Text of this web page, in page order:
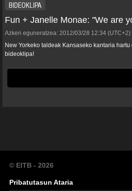
BIDEOKLIPA
Fun + Janelle Monae: ''We are
Azken eguneratzea: 2012/03/28 12:34 (UTC+2)
New Yorkeko taldeak Kansaseko kantaria
bideoklipa!
© EITB - 2026
Pribatutasun Ataria